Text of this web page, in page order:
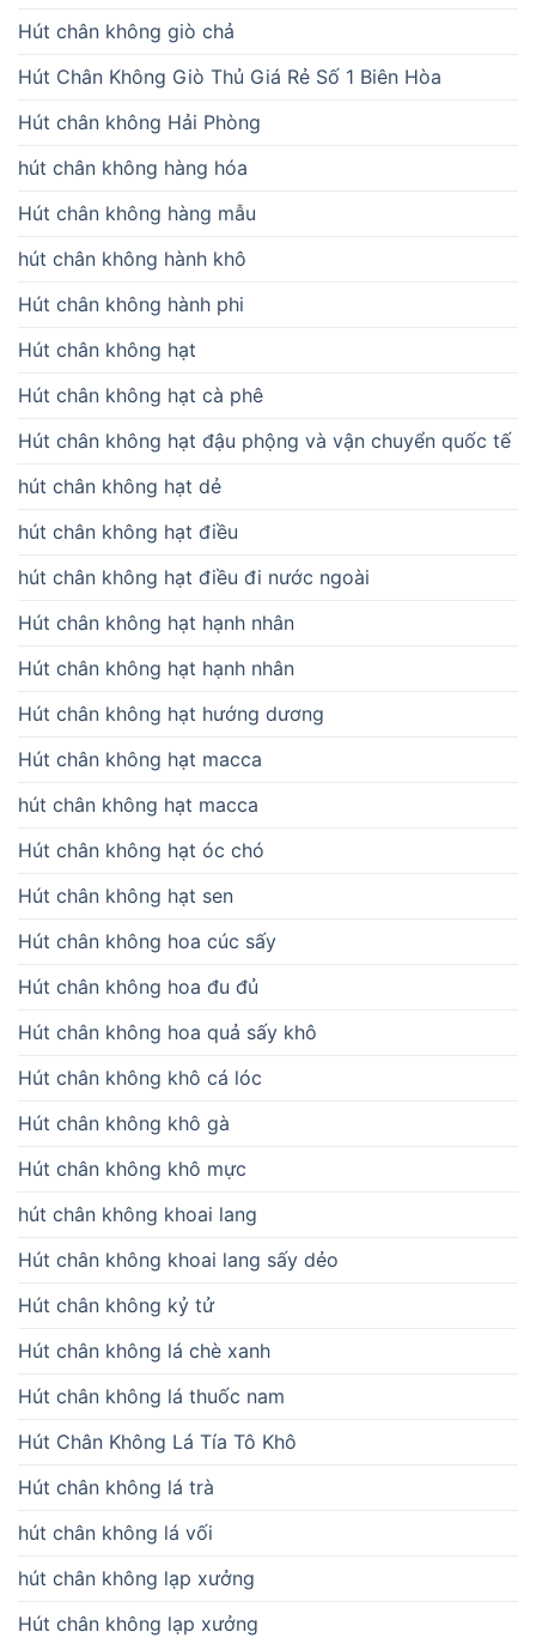
Hút chân không giò chả
Hút Chân Không Giò Thủ Giá Rẻ Số 1 Biên Hòa
Hút chân không Hải Phòng
hút chân không hàng hóa
Hút chân không hàng mẫu
hút chân không hành khô
Hút chân không hành phi
Hút chân không hạt
Hút chân không hạt cà phê
Hút chân không hạt đậu phộng và vận chuyển quốc tế
hút chân không hạt dẻ
hút chân không hạt điều
hút chân không hạt điều đi nước ngoài
Hút chân không hạt hạnh nhân
Hút chân không hạt hạnh nhân
Hút chân không hạt hướng dương
Hút chân không hạt macca
hút chân không hạt macca
Hút chân không hạt óc chó
Hút chân không hạt sen
Hút chân không hoa cúc sấy
Hút chân không hoa đu đủ
Hút chân không hoa quả sấy khô
Hút chân không khô cá lóc
Hút chân không khô gà
Hút chân không khô mực
hút chân không khoai lang
Hút chân không khoai lang sấy dẻo
Hút chân không kỷ tử
Hút chân không lá chè xanh
Hút chân không lá thuốc nam
Hút Chân Không Lá Tía Tô Khô
Hút chân không lá trà
hút chân không lá vối
hút chân không lạp xưởng
Hút chân không lạp xưởng